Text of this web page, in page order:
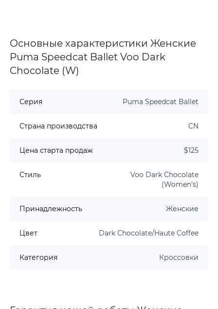
Основные характеристики Женские
Puma Speedcat Ballet Voo Dark
Chocolate (W)
Серия Puma Speedcat Ballet
Страна производства CN
Цена старта продаж $125
Стиль
Voo Dark Chocolate
(Women's)
Принадлежность Женские
Цвет Dark Chocolate/Haute Coffee
Категория Кроссовки